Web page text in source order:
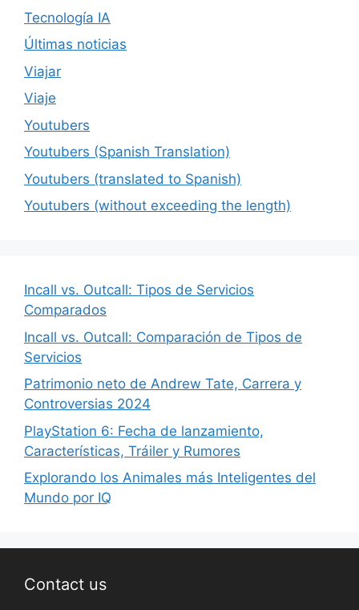
Tecnología IA
Últimas noticias
Viajar
Viaje
Youtubers
Youtubers (Spanish Translation)
Youtubers (translated to Spanish)
Youtubers (without exceeding the length)
Incall vs. Outcall: Tipos de Servicios
Comparados
Incall vs. Outcall: Comparación de Tipos de
Servicios
Patrimonio neto de Andrew Tate, Carrera y
Controversias 2024
PlayStation 6: Fecha de lanzamiento,
Características, Tráiler y Rumores
Explorando los Animales más Inteligentes del
Mundo por IQ
Contact us